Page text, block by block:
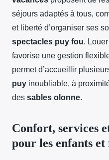
séjours adaptés à tous,
et liberté d’organiser ses
spectacles puy fou.
favorise une gestion
permet d’accueillir
puy inoubliable, à
des sables olonne.
Confort, services
pour les enfants